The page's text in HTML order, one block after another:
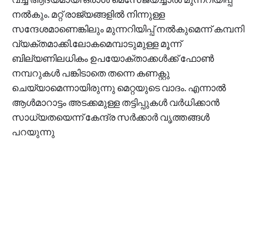
നൽകും. മറ്റ് രാജ്യങ്ങളിൽ നിന്നുള്ള
സന്ദേശമാണെങ്കിലും മുന്നറിയിപ്പ് നൽകുമെന്ന് കമ്പനി
വ്യക്തമാക്കി.ലോകമെമ്പാടുമുള്ള മൂന്ന്
ബില്യണിലധികം ഉപയോക്താക്കൾക്ക് ഫോൺ
നമ്പറുകൾ പങ്കിടാതെ തന്നെ കണക്റ്റു
ചെയ്യാമെന്നായിരുന്നു മെറ്റയുടെ വാദം. എന്നാൽ
ആൾമാറാട്ടം അടക്കമുള്ള തട്ടിപ്പുകൾ വർധിക്കാൻ
സാധ്യതയെന്ന് കേന്ദ്ര സർക്കാർ വൃത്തങ്ങൾ
പറയുന്നു